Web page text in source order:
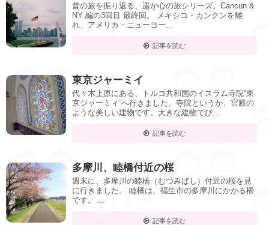
昔の旅を振り返る、遥か心の旅シリーズ。Cancun &
NY 編の3回目 最終回。 メキシコ・カンクンを離
れ、アメリカ・ニューヨー...
記事を読む
東京ジャーミイ
代々木上原にある、トルコ共和国のイスラム寺院“東
京ジャーミィ”へ行きました。寺院というか、宮殿の
ような美しい建物です。大きな建物でび...
記事を読む
多摩川、睦橋付近の桜
週末に、多摩川の睦橋（むつみばし）付近の桜を見
に行きました。 睦橋は、福生市の多摩川にかかる橋
です。 ...
記事を読む